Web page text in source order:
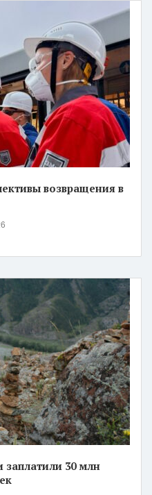
возвращения в
заплатили 30 млн